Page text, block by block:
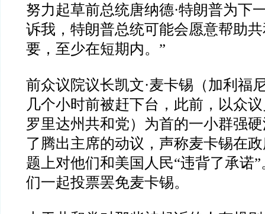
努力起草前总统唐纳德·特朗普为下
诉我，特朗普总统可能会愿意帮助
要，至少在短期内。 ”
前众议院议长凯文·麦卡锡（加利福
几个小时前被赶下台，此前，以众
罗里达州共和党）为首的一小群强
了腾出主席的动议，声称麦卡锡在
题上对他们和美国人民“违背了承诺”
们一起投票罢免麦卡锡。